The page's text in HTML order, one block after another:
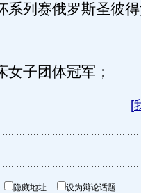
列赛俄罗斯圣彼得
子团体冠军；
[
隐藏地址 设为辩论话题